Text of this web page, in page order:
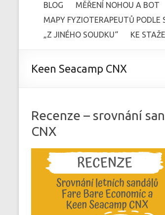
BLOG MĚŘENÍ NOHOU A BOT
MAPY FYZIOTERAPEUTŮ PODLE
„Z JINÉHO SOUDKU“
KE
Keen Seacamp CNX
Recenze – srovnání
CNX